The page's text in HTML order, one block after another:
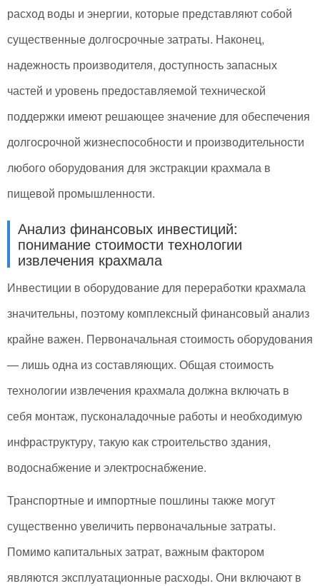
расход воды и энергии, которые представляют собой
существенные долгосрочные затраты. Наконец,
надежность производителя, доступность запасных
частей и уровень предоставляемой технической
поддержки имеют решающее значение для обеспечения
долгосрочной жизнеспособности и производительности
любого оборудования для экстракции крахмала в
пищевой промышленности.
Анализ финансовых инвестиций:
понимание стоимости технологии
извлечения крахмала
Инвестиции в оборудование для переработки крахмала
значительны, поэтому комплексный финансовый анализ
крайне важен. Первоначальная стоимость оборудования
— лишь одна из составляющих. Общая стоимость
технологии извлечения крахмала должна включать в
себя монтаж, пусконаладочные работы и необходимую
инфраструктуру, такую как строительство здания,
водоснабжение и электроснабжение.
Транспортные и импортные пошлины также могут
существенно увеличить первоначальные затраты.
Помимо капитальных затрат, важным фактором
являются эксплуатационные расходы. Они включают в